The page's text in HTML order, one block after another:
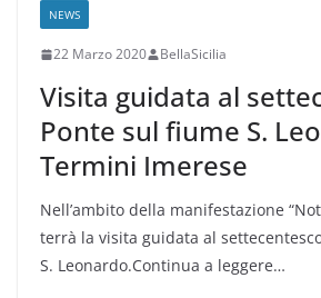
NEWS
22 Marzo 2020 BellaSicilia
Visita guidata al
Ponte sul fiume S.
Termini Imerese
Nell’ambito della manifestazione
terrà la visita guidata al
S. Leonardo.Continua a leggere…